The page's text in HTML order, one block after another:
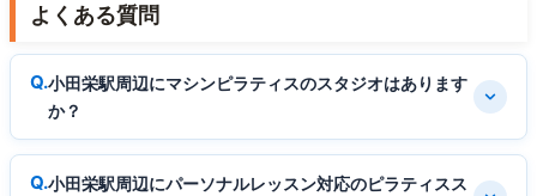
よくある質問
小田栄駅周辺にマシンピラティスのスタジオはあります
か？
小田栄駅周辺にパーソナルレッスン対応のピラティスス